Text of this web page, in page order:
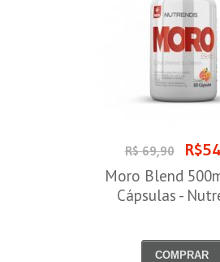
R$ 69,90 R$54
Moro Blend
Cápsulas -
COMPRAR